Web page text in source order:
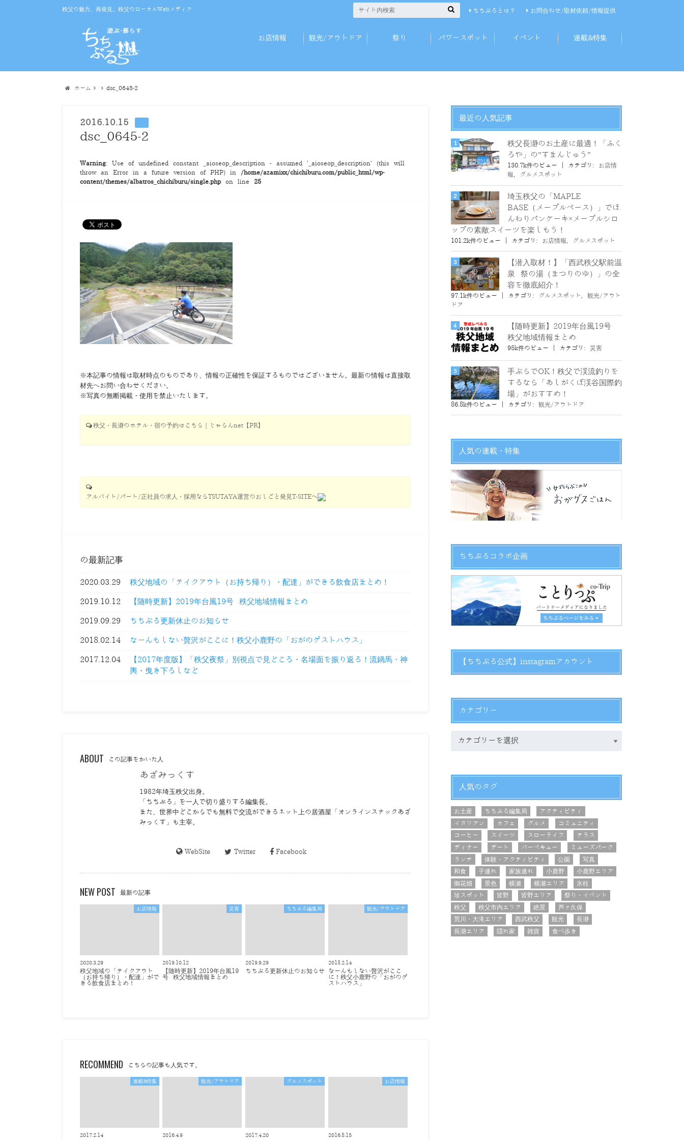
秩父の魅力、再発見。秩父のローカルWebメディア ちちぶるとは？ お問合わせ/取材依頼/情報提供
お店情報 観光/アウトドア 祭り パワースポット イベント 連載&特集
ホーム dsc_0645-2
2016.10.15
dsc_0645-2
Warning: Use of undefined constant _aioseop_description - assumed '_aioseop_description' (this will
throw an Error in a future version of PHP) in
/home/azamixx/chichiburu.com/public_html/wp-
content/themes/albatros_chichiburu/single.phpon line 25
※本記事の情報は取材時点のものであり、情報の正確性を保証するものではございません。最新の情報は直接取
材先へお問い合わせください。
※写真の無断掲載・使用を禁止いたします。
秩父・長瀞のホテル・宿の予約はこちら｜じゃらんnet【PR】
アルバイト/パート/正社員の求人・採用ならTSUTAYA運営のおしごと発見T-SITEへ
の最新記事
2020.03.29 秩父地域の「テイクアウト（お持ち帰り）・配達」ができる飲食店まとめ！
2019.10.12 【随時更新】2019年台風19号 秩父地域情報まとめ
2019.09.29 ちちぶる更新休止のお知らせ
2018.02.14 なーんもしない贅沢がここに！秩父小鹿野の「おがのゲストハウス」
2017.12.04
【2017年度版】「秩父夜祭」別視点で見どころ・名場面を振り返る！流鏑馬・神
輿・曳き下ろしなど
ABOUT この記事をかいた人
あざみっくす
1982年埼玉秩父出身。
「ちちぶる」を一人で切り盛りする編集長。
また、世界中どこからでも無料で交流ができるネット上の居酒屋「オンラインスナックあざ
みっくす」も主宰。
WebSite Twitter Facebook
NEW POST 最新の記事
お店情報
2020.3.29
秩父地域の「テイクアウト
（お持ち帰り）・配達」がで
きる飲食店まとめ！
災害
2019.10.12
【随時更新】2019年台風19
号 秩父地域情報まとめ
ちちぶる編集局
2019.9.29
ちちぶる更新休止のお知らせ
観光/アウトドア
2018.2.14
なーんもしない贅沢がここ
に！秩父小鹿野の「おがのゲ
ストハウス」
RECOMMEND こちらの記事も人気です。
連載&特集
2017.2.14
観光/アウトドア
2016.4.9
グルメスポット
2017.4.20
お店情報
2016.8.15
最近の人気記事
秩父長瀞のお土産に最適！「ふく
ろや」の”すまんじゅう”
130.7k件のビュー カテゴリ:
お店情
報, グルメスポット
埼玉秩父の「MAPLE
BASE（メープルベース）」でほ
んわりパンケーキ×メープルシロ
ップの素敵スイーツを楽しもう！
101.2k件のビュー カテゴリ: お店情報, グルメスポット
【潜入取材！】「西武秩父駅前温
泉 祭の湯（まつりのゆ）」の全
容を徹底紹介！
97.1k件のビュー カテゴリ: グルメスポット
観光/アウト
ドア
【随時更新】2019年台風19号
秩父地域情報まとめ
95k件のビュー カテゴリ: 災害
手ぶらでOK！秩父で渓流釣りを
するなら「あしがくぼ渓谷国際釣
場」がおすすめ！
86.8k件のビュー カテゴリ: 観光/アウトドア
人気の連載・特集
ちちぶるコラボ企画
【ちちぶる公式】instagramアカウント
カテゴリー
人気のタグ
お土産 ちちぶる編集局
アクティビティ
イタリアン
カフェ グルメ
コミュニティ
コーヒー
スイーツ スローライフ
テラス
ディナー
デート バーベキュー
ミューズパーク
ランチ
体験・アクティビティ 公園
写真
和食
子連れ 家族連れ 小鹿野
小鹿野エリア
御花畑
景色 横瀬 横瀬エリア
氷柱
珍スポット
皆野 皆野エリア
祭り・イベント
秩父
秩父市内エリア 絶景
芦ヶ久保
荒川・大滝エリア
西武秩父 観光
長瀞
長瀞エリア
隠れ家 雑貨 食べ歩き